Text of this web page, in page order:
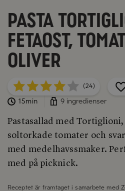
Pasta
fetaost,
oliver
(24)
15min
9 ingredienser
Pastasallad med
soltorkade tomater och
med medelhavssmaker.
med på picknick.
Receptet är framtaget i samarbete med